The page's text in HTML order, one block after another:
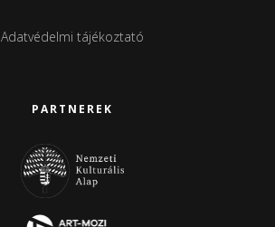
Adatvédelmi tájékoztató
PARTNEREK